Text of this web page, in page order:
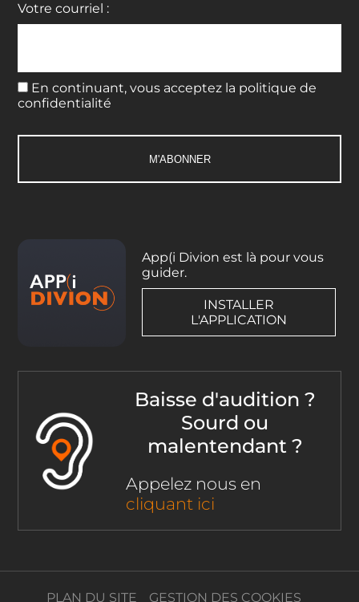
Votre courriel :
En continuant, vous acceptez la politique de
confidentialité
App(i Divion est là pour vous
guider.
INSTALLER
L'APPLICATION
Baisse d'audition ?
Sourd ou
malentendant ?
Appelez nous en
cliquant ici
PLAN DU SITE GESTION DES COOKIES